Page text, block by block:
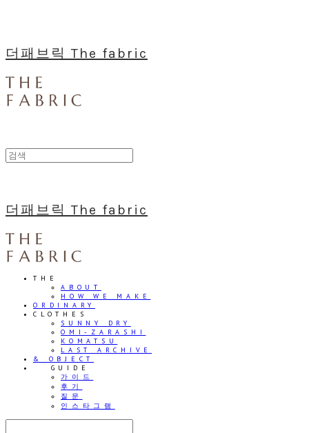
더패브릭 The fabric
더패브릭 The fabric
THE
ABOUT
HOW WE MAKE
ORDINARY
CLOTHES
SUNNY DRY
OMI-ZARASHI
KOMATSU
LAST ARCHIVE
& OBJECT
⠀⠀GUIDE
가이드
후기
질문
인스타그램